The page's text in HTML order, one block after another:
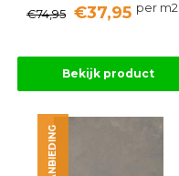
€74,95 €37,95 per m2
Bekijk product
AANBIEDING